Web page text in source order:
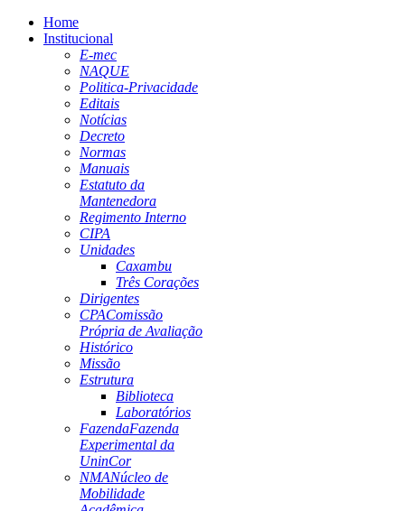
Home
Institucional
E-mec
NAQUE
Politica-Privacidade
Editais
Notícias
Decreto
Normas
Manuais
Estatuto da
Mantenedora
Regimento Interno
CIPA
Unidades
Caxambu
Três Corações
Dirigentes
CPAComissão
Própria de Avaliação
Histórico
Missão
Estrutura
Biblioteca
Laboratórios
FazendaFazenda
Experimental da
UninCor
NMANúcleo de
Mobilidade